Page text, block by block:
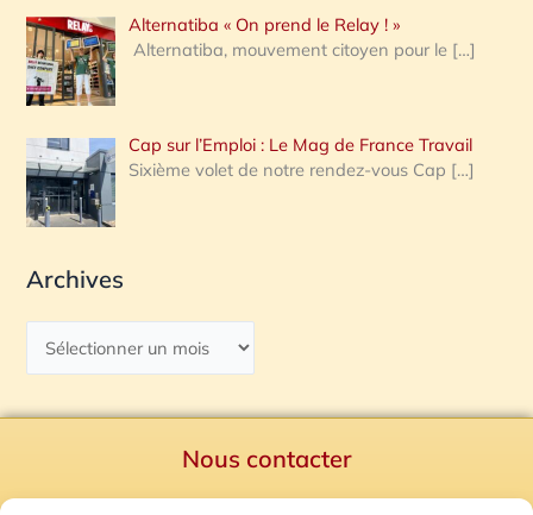
Alternatiba « On prend le Relay ! »
Alternatiba, mouvement citoyen pour le […]
Cap sur l’Emploi : Le Mag de France Travail
Sixième volet de notre rendez-vous Cap […]
Archives
Nous contacter